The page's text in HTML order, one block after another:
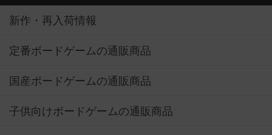
新作・再入荷情報
定番ボードゲームの通販商品
国産ボードゲームの通販商品
子供向けボードゲームの通販商品